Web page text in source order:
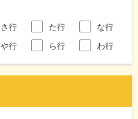
さ行 た行
な行
や行 ら行 わ行